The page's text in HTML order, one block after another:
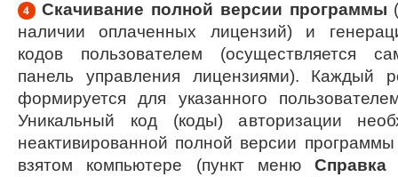
Скачивание полной версии программы
наличии оплаченных лицензий) и
кодов пользователем (осуществляется
панель управления лицензиями). Каждый
формируется для указанного
Уникальный код (коды) авторизации
неактивированной полной версии
взятом компьютере (пункт менюСправка